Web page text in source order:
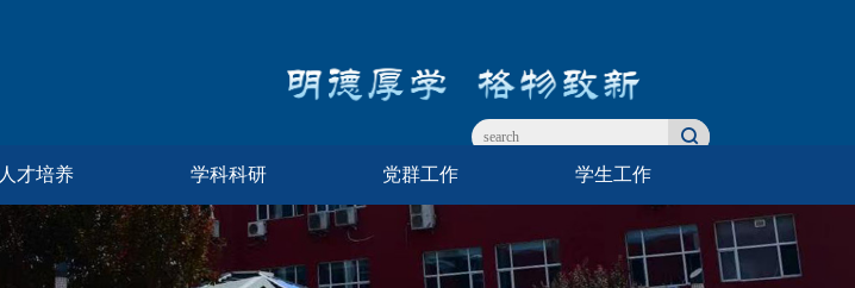
人才培养 学科科研 党群工作 学生工作